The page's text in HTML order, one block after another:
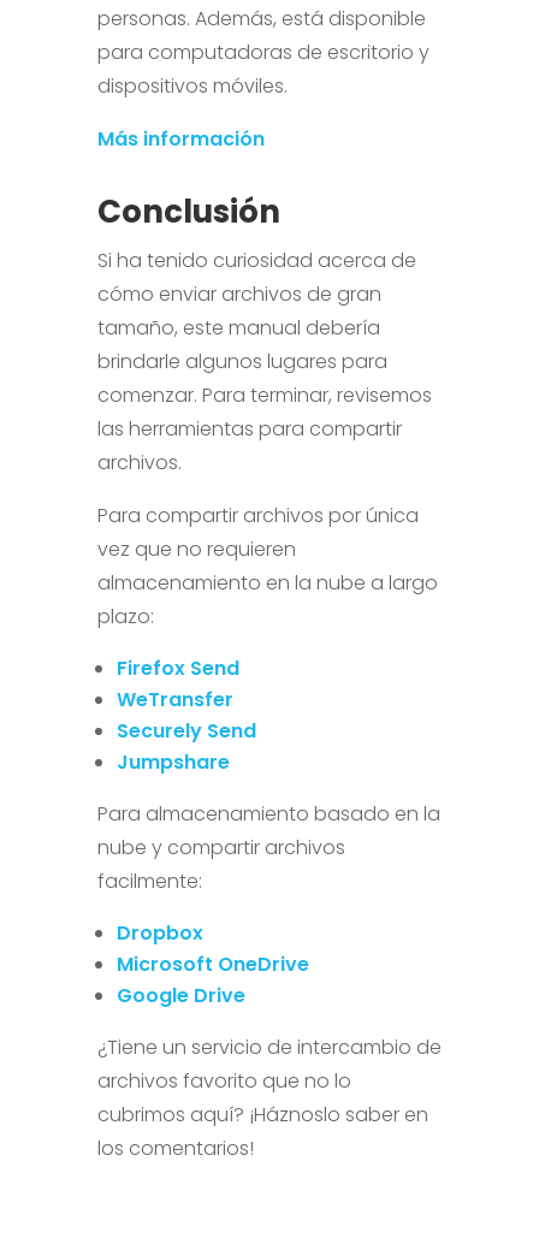
personas. Además, está disponible
para computadoras de escritorio y
dispositivos móviles.
Más información
Conclusión
Si ha tenido curiosidad acerca de
cómo enviar archivos de gran
tamaño, este manual debería
brindarle algunos lugares para
comenzar. Para terminar, revisemos
las herramientas para compartir
archivos.
Para compartir archivos por única
vez que no requieren
almacenamiento en la nube a largo
plazo:
Firefox Send
WeTransfer
Securely Send
Jumpshare
Para almacenamiento basado en la
nube y compartir archivos
facilmente:
Dropbox
Microsoft OneDrive
Google Drive
¿Tiene un servicio de intercambio de
archivos favorito que no lo
cubrimos aquí? ¡Háznoslo saber en
los comentarios!